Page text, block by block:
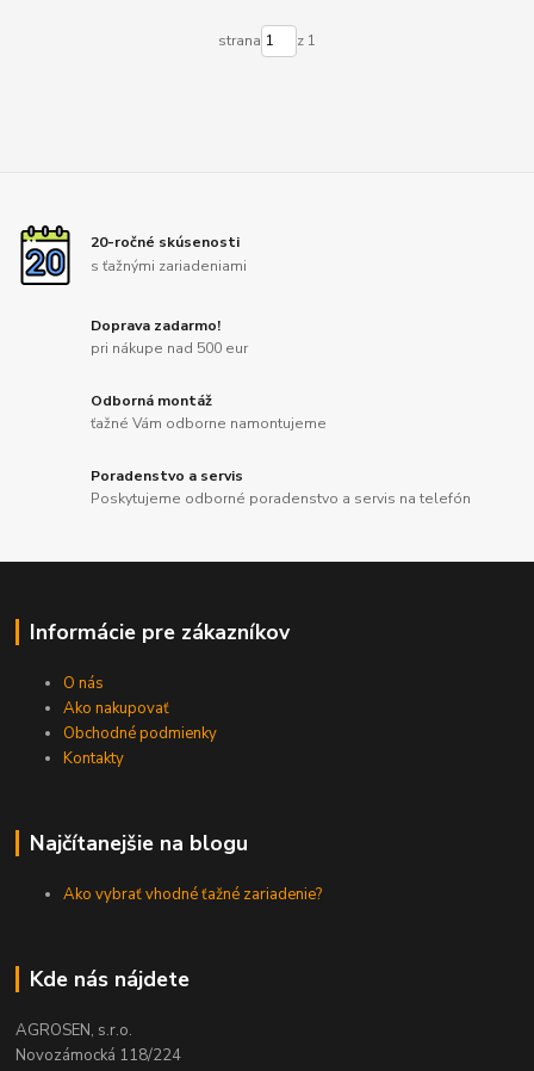
strana z 1
20-ročné skúsenosti
s ťažnými zariadeniami
Doprava zadarmo!
pri nákupe nad 500 eur
Odborná montáž
ťažné Vám odborne namontujeme
Poradenstvo a servis
Poskytujeme odborné poradenstvo a servis na telefón
Informácie pre zákazníkov
O nás
Ako nakupovať
Obchodné podmienky
Kontakty
Najčítanejšie na blogu
Ako vybrať vhodné ťažné zariadenie?
Kde nás nájdete
AGROSEN, s.r.o.
Novozámocká 118/224